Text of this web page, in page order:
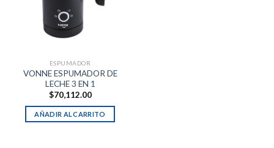
ESPUMADOR
VONNE ESPUMADOR DE
LECHE 3 EN 1
$70,112.00
AÑADIR AL CARRITO